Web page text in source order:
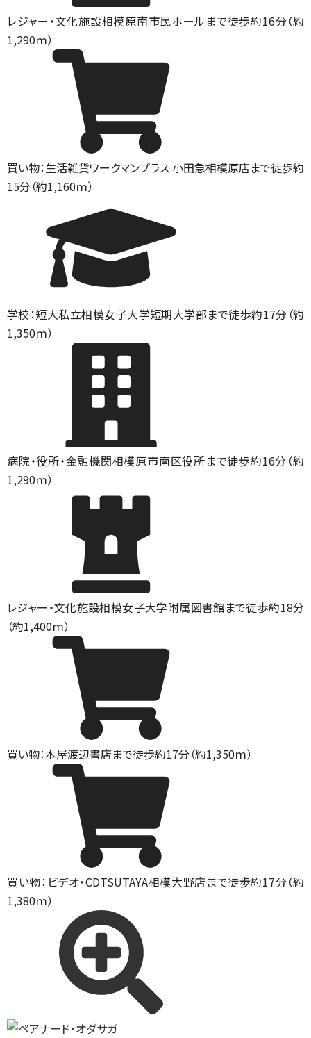
レジャー・文化施設相模原南市民ホールまで徒歩約16分（約
1,290ｍ）
買い物：生活雑貨ワークマンプラス 小田急相模原店まで徒歩約
15分（約1,160ｍ）
学校：短大私立相模女子大学短期大学部まで徒歩約17分（約
1,350ｍ）
病院・役所・金融機関相模原市南区役所まで徒歩約16分（約
1,290ｍ）
レジャー・文化施設相模女子大学附属図書館まで徒歩約18分
（約1,400ｍ）
買い物：本屋渡辺書店まで徒歩約17分（約1,350ｍ）
買い物：ビデオ・CDTSUTAYA相模大野店まで徒歩約17分（約
1,380ｍ）